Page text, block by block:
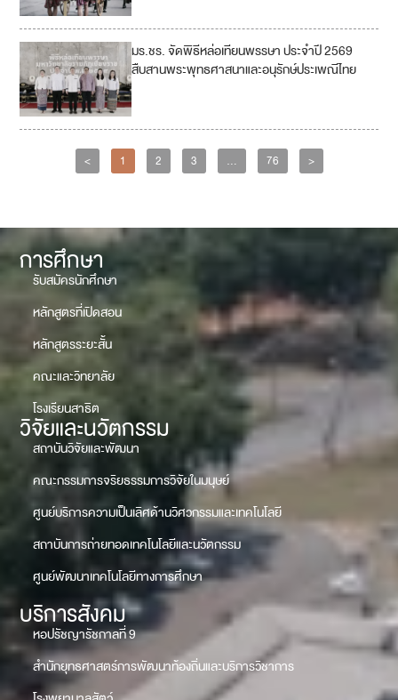
มร.ชร. จัดพิธีหล่อเทียนพรรษา ประจำปี 2569
สืบสานพระพุทธศาสนาและอนุรักษ์ประเพณีไทย
< 1 2 3 … 76 >
การศึกษา
รับสมัครนักศึกษา
หลักสูตรที่เปิดสอน
หลักสูตรระยะสั้น
คณะและวิทยาลัย
โรงเรียนสาธิต
วิจัยและนวัตกรรม
สถาบันวิจัยและพัฒนา
คณะกรรมการจริยธรรมการวิจัยในมนุษย์
ศูนย์บริการความเป็นเลิศด้านวิศวกรรมและเทคโนโลยี
สถาบันการถ่ายทอดเทคโนโลยีและนวัตกรรม
ศูนย์พัฒนาเทคโนโลยีทางการศึกษา
บริการสังคม
หอปรัชญารัชกาลที่ 9
สำนักยุทธศาสตร์การพัฒนาท้องถิ่นและบริการวิชาการ